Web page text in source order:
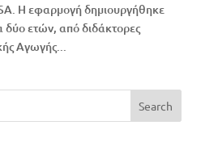
Η εφαρμογή δημιουργήθηκε
δύο ετών, από διδάκτορες
Αγωγής...